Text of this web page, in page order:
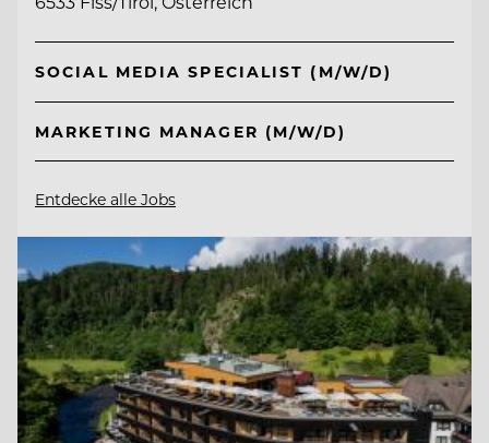
SOCIAL MEDIA SPECIALIST (M/W/D)
MARKETING MANAGER (M/W/D)
Entdecke alle Jobs